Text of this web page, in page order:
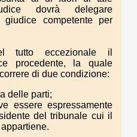
dovrà delegare
competente per
tutto eccezionale il
procedente, la quale
di due condizione:
delle parti;
essere espressamente
del tribunale cui il